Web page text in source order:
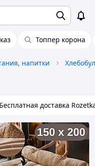
Топпер корона
напитки
Бесплатная доставка